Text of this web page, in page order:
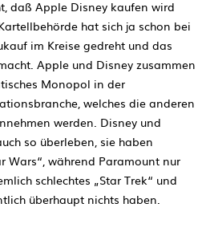
daß Apple Disney kaufen wird
hat sich ja schon bei
im Kreise gedreht und das
Apple und Disney zusammen
Monopol in der
welches die anderen
werden. Disney und
so überleben, sie haben
Wars“, während Paramount nur
schlechtes „Star Trek“ und
überhaupt nichts haben.